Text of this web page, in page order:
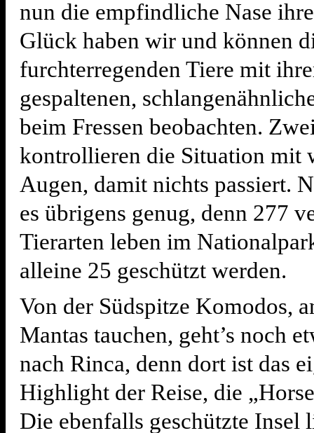
nun die empfindliche Nase
Glück haben wir und können
furchterregenden Tiere mit
gespaltenen,
beim Fressen beobachten.
kontrollieren die Situation mit
Augen, damit nichts passiert.
es übrigens genug, denn 277
Tierarten leben im
alleine 25 geschützt werden.
Von der Südspitze Komodos,
Mantas tauchen, geht’s noch
nach Rinca, denn dort ist das
Highlight der Reise, die
Die ebenfalls geschützte Insel